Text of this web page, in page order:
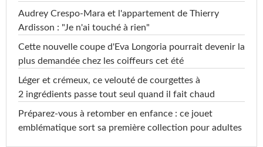
Audrey Crespo-Mara et l'appartement de Thierry
Ardisson : "Je n'ai touché à rien"
Cette nouvelle coupe d'Eva Longoria pourrait devenir la
plus demandée chez les coiffeurs cet été
Léger et crémeux, ce velouté de courgettes à
2 ingrédients passe tout seul quand il fait chaud
Préparez-vous à retomber en enfance : ce jouet
emblématique sort sa première collection pour adultes